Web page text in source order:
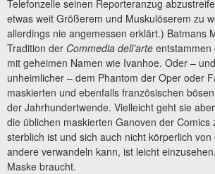
Telefonzelle seinen Reporteranzug
etwas weit Größerem und Muskulöserem zu
allerdings nie angemessen erklärt.) Batmans
Tradition der Commedia dell’arte entstammen
mit geheimen Namen wie Ivanhoe. Oder –
unheimlicher – dem Phantom der Oper oder
maskierten und ebenfalls französischen
der Jahrhundertwende. Vielleicht geht sie
die üblichen maskierten Ganoven der Comics
sterblich ist und sich auch nicht körperlich
andere verwandeln kann, ist leicht
Maske braucht.